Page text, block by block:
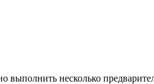
выполнить несколько